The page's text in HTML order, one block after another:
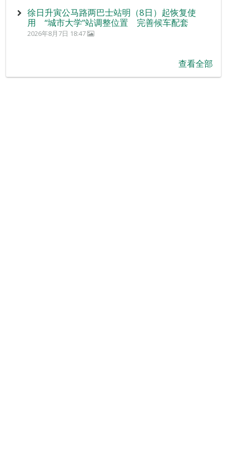
徐日升寅公马路两巴士站明（8日）起恢复使
用 “城市大学”站调整位置 完善候车配套
2026年8月7日 18:47
查看全部